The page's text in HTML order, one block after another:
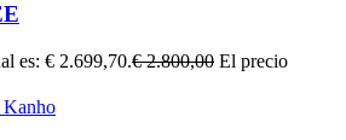
es: € 2.699,70.€2.800,00 El precio